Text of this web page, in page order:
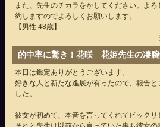
また、先生のチカラをかしてください。よ
約しますのでよろしくお願いします。
【男性 48歳】
的中率に驚き！花咲 花姫先生の凄
本日は鑑定ありがとうございます。
好きな人と新たな進展が有ったので、報告と
した。
彼女が初めて、本音を言ってくれてビック